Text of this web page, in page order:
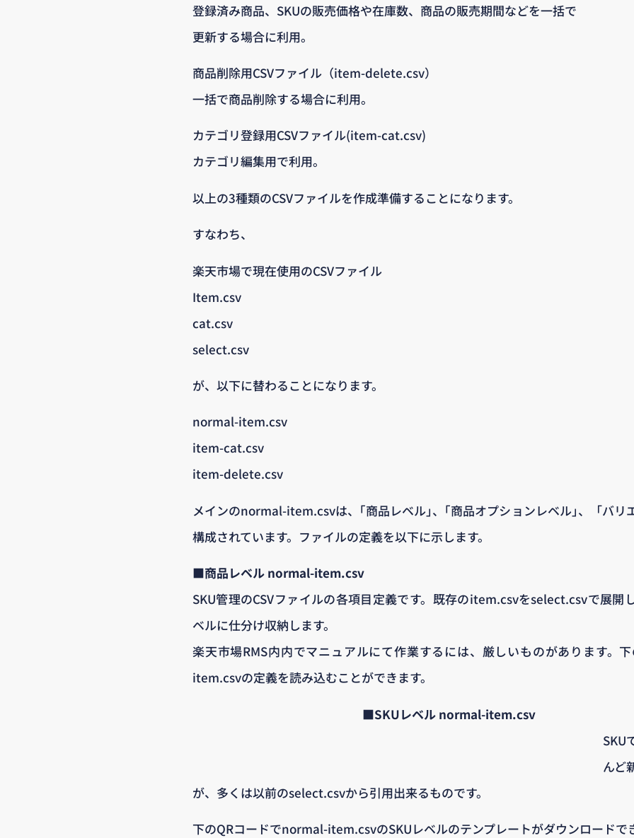
登録済み商品、SKUの販売価格や在庫数、商品の販売期間などを一括で
更新する場合に利用。
商品削除用CSVファイル（item-delete.csv）
一括で商品削除する場合に利用。
カテゴリ登録用CSVファイル(item-cat.csv)
カテゴリ編集用で利用。
以上の3種類のCSVファイルを作成準備することになります。
すなわち、
楽天市場で現在使用のCSVファイル
Item.csv
cat.csv
select.csv
が、以下に替わることになります。
normal-item.csv
item-cat.csv
item-delete.csv
メインのnormal-item.csvは、｢商品レベル｣、｢商品オプションレベル｣、「バリ
構成されています。ファイルの定義を以下に示します。
■商品レベル normal-item.csv
SKU管理のCSVファイルの各項目定義です。既存のitem.csvをselect.csvで展開
ベルに仕分け収納します。
楽天市場RMS内内でマニュアルにて作業するには、厳しいものがあります。
item.csvの定義を読み込むことができます。
■SKUレベル normal-item.csv
SKU
んど
が、多くは以前のselect.csvから引用出来るものです。
下のQRコードでnormal-item.csvのSKUレベルのテンプレートがダウンロードで